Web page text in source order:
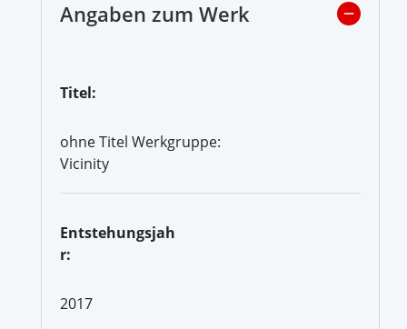
Angaben zum Werk
Titel:
ohne Titel Werkgruppe:
Vicinity
Entstehungsjah
r:
2017